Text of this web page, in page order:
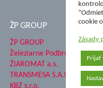
ŽP GROUP
ŽP GROUP
Železiarne Podbrezová a.s.
ŽIAROMAT a.s.
TRANSMESA S.A.U.
KBZ s.r.o.
cookie
Zásady
Prijať